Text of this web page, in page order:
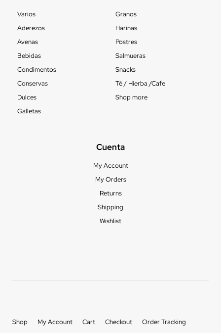
Varios
Aderezos
Avenas
Bebidas
Condimentos
Conservas
Dulces
Galletas
Granos
Harinas
Postres
Salmueras
Snacks
Té / Hierba /Cafe
Shop more
Cuenta
My Account
My Orders
Returns
Shipping
Wishlist
Shop My Account Cart Checkout
Order Tracking